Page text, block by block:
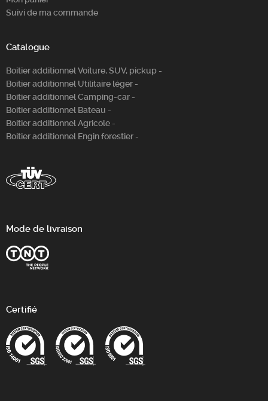
Suivi de ma commande
Catalogue
Boitier additionnel Voiture, SUV, pickup -
Boitier additionnel Utilitaire léger -
Boitier additionnel Camping-car -
Boitier additionnel Bateau -
Boitier additionnel Agricole -
Boitier additionnel Engin forestier -
Mode de livraison
Certifié